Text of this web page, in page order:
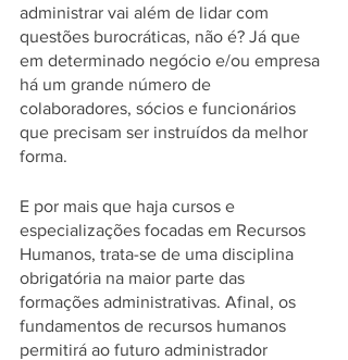
administrar vai além de lidar com
questões burocráticas, não é? Já que
em determinado negócio e/ou empresa
há um grande número de
colaboradores, sócios e funcionários
que precisam ser instruídos da melhor
forma.
E por mais que haja cursos e
especializações focadas em Recursos
Humanos, trata-se de uma disciplina
obrigatória na maior parte das
formações administrativas. Afinal, os
fundamentos de recursos humanos
permitirá ao futuro administrador